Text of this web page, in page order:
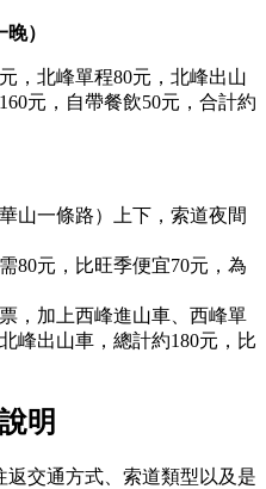
）
，北峰單程80元，北峰出山
元，自帶餐飲50元，合計約
山一條路）上下，索道夜間
80元，比旺季便宜70元，為
，加上西峰進山車、西峰單
峰出山車，總計約180元，比
明
交通方式、索道類型以及是